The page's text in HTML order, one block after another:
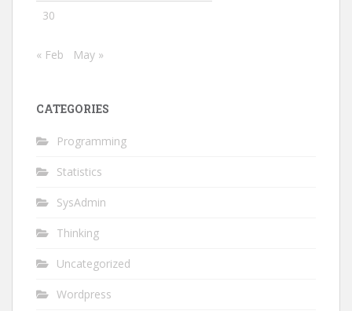
30
« Feb May »
CATEGORIES
Programming
Statistics
SysAdmin
Thinking
Uncategorized
Wordpress